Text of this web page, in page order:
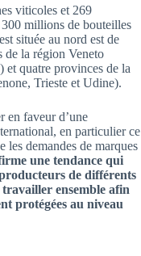
viticoles et 269
millions de bouteilles
située au nord est de
de la région Veneto
et quatre provinces de la
Trieste et Udine).
en faveur d’une
en particulier ce
les demandes de marques
une tendance qui
de différents
travailler ensemble afin
protégées au niveau